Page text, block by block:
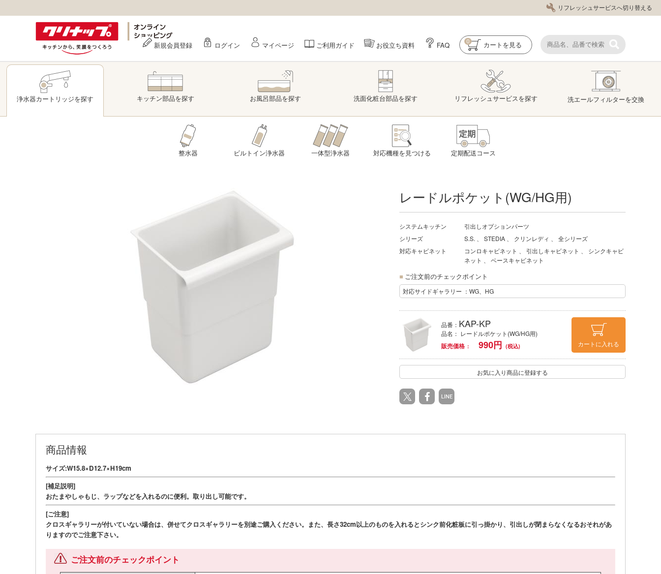
リフレッシュサービスへ切り替える
新規会員登録 ログイン マイページ ご利用ガイド お役立ち資料 FAQ カート を見る
0
浄水器カートリッジを探す キッチン部品を探す お風呂部品を探す 洗面化粧台部品を探す リフレッシュサービスを探す 洗エールフィルターを交換
整水器 ビルトイン浄水器 一体型浄水器 対応機種を見つける 定期配送コース
レードルポケット(WG/HG用)
システムキッチン
引出しオプションパーツ
シリーズ
S.S. STEDIA クリンレディ
全シリーズ
対応キャビネット
コンロキャビネット 引出しキャビネット
シンクキャビ
ネット
ベースキャビネット
ご注文前のチェックポイント
対応サイドギャラリー ：WG、HG
品番： KAP-KP
品名： レードルポケット(WG/HG用)
販売価格
990円 カートに入れる
お気に入り商品に登録する
LINE
商品情報
サイズ:W15.8×D12.7×H19cm
[補足説明]
おたまやしゃもじ、ラップなどを入れるのに便利。取り出し可能です。
[ご注意]
クロスギャラリーが付いていない場合は、併せてクロスギャラリーを別途ご購入ください。また、長さ32cm以上のものを入れるとシンク前化粧板に引っ掛かり、引出しが閉まらなくなるおそれがあ
りますのでご注意下さい。
ご注文前のチェックポイント